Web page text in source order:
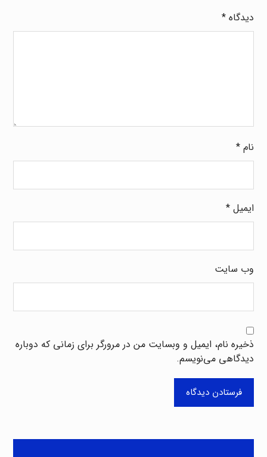
دیدگاه*
نام*
ایمیل*
وب‌ سایت
ذخیره نام، ایمیل و وبسایت من در مرورگر برای زمانی که دوباره
دیدگاهی می‌نویسم.
فرستادن دیدگاه